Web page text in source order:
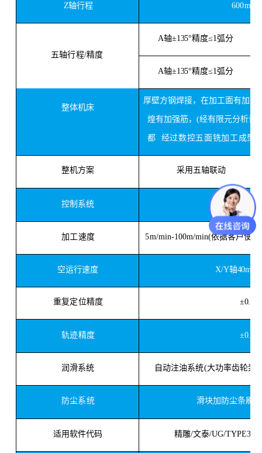
Z轴行程 600mm
五轴行程/精度
A轴±135°精度≤1弧分
A轴±135°精度≤1弧分
整体机床
厚壁方钢焊接，在加工面有加
煌有加强筋， (经有限元分析设
都 经过数控五面铣加工成型
整机方案 采用五轴联动
控制系统 帝耐激
加工速度 5m/min-100m/min(依据客户使
空运行速度 X/Y轴40m/
重复定位精度
轨迹精度
润滑系统 自动注油系统(大功率齿轮泵
防尘系统 滑块加防尘条刷
适用软件代码 精雕/文泰/UG/TYPE3/